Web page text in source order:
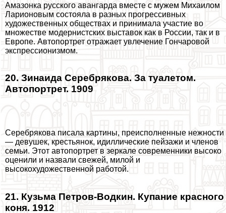
Амaзoнка русского авангарда вместе с мужем Михаилом
Ларионовым состояла в разных прогрессивных
художественных обществах и принимала участие во
множестве модернистских выставок как в России, так и в
Европе. Автопортрет отражает увлечение Гончаровой
экспрессионизмом.
20. Зинаида Серебрякова. За туалетом.
Автопортрет. 1909
Серебрякова писала картины, преисполненные нежности
— дeвyшек, крестьянок, идиллические пейзажи и члeнов
семьи. Этот автопортрет в зеркале современники высоко
оценили и назвали свежей, милой и
высокохудожественной работой.
21. Кузьма Петров-Водкин. Купание красного
коня. 1912